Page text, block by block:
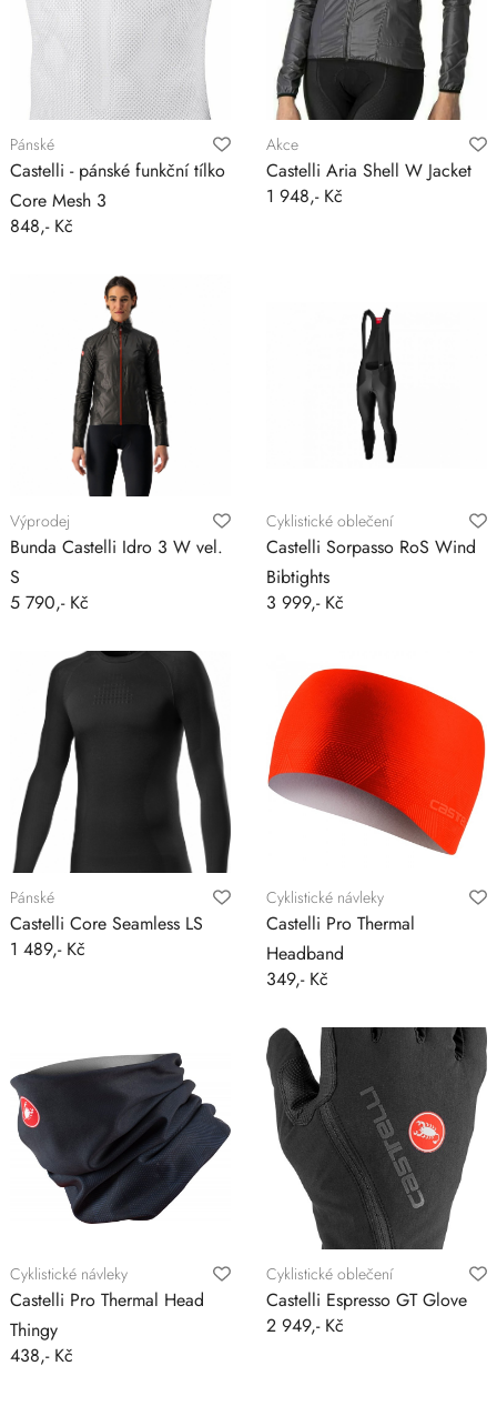
Pánské
Castelli - pánské funkční tílko
Core Mesh 3
848,- Kč
Akce
Castelli Aria Shell W Jacket
1 948,- Kč
Výprodej
Bunda Castelli Idro 3 W vel.
S
5 790,- Kč
Cyklistické oblečení
Castelli Sorpasso RoS Wind
Bibtights
3 999,- Kč
Pánské
Castelli Core Seamless LS
1 489,- Kč
Cyklistické návleky
Castelli Pro Thermal
Headband
349,- Kč
Cyklistické návleky
Castelli Pro Thermal Head
Thingy
438,- Kč
Cyklistické oblečení
Castelli Espresso GT Glove
2 949,- Kč